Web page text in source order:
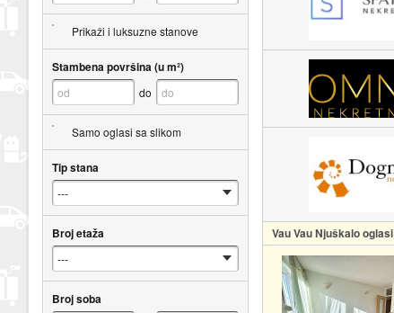
Vau Vau Njuškalo oglasi
Prikaži i luksuzne stanove
Stambena površina (u m²)
do
Samo oglasi sa slikom
Tip stana
Broj etaža
Broj soba